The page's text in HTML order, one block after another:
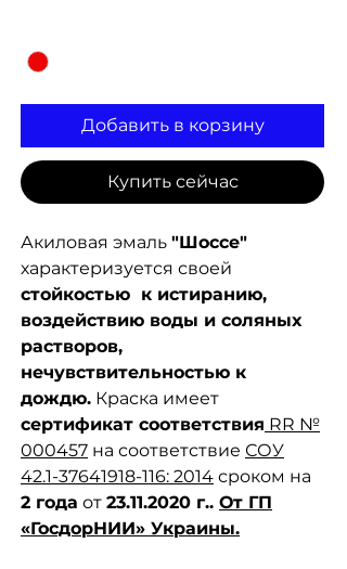
Добавить в корзину
Купить сейчас
Акиловая эмаль "Шоссе"
характеризуется своей
стойкостью к истиранию,
воздействию воды и соляных
растворов,
нечувствительностью к
дождю. Краска имеет
сертификат соответствия RR №
000457 на соответствие СОУ
42.1-37641918-116: 2014 сроком на
2 года от 23.11.2020 г.. От ГП
«ГосдорНИИ» Украины.